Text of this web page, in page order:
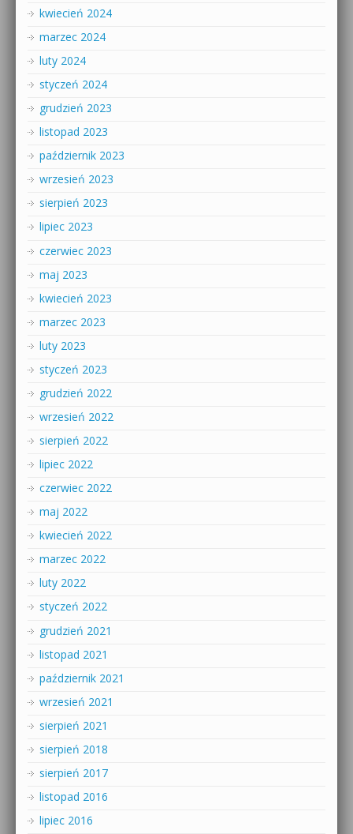
kwiecień 2024
marzec 2024
luty 2024
styczeń 2024
grudzień 2023
listopad 2023
październik 2023
wrzesień 2023
sierpień 2023
lipiec 2023
czerwiec 2023
maj 2023
kwiecień 2023
marzec 2023
luty 2023
styczeń 2023
grudzień 2022
wrzesień 2022
sierpień 2022
lipiec 2022
czerwiec 2022
maj 2022
kwiecień 2022
marzec 2022
luty 2022
styczeń 2022
grudzień 2021
listopad 2021
październik 2021
wrzesień 2021
sierpień 2021
sierpień 2018
sierpień 2017
listopad 2016
lipiec 2016